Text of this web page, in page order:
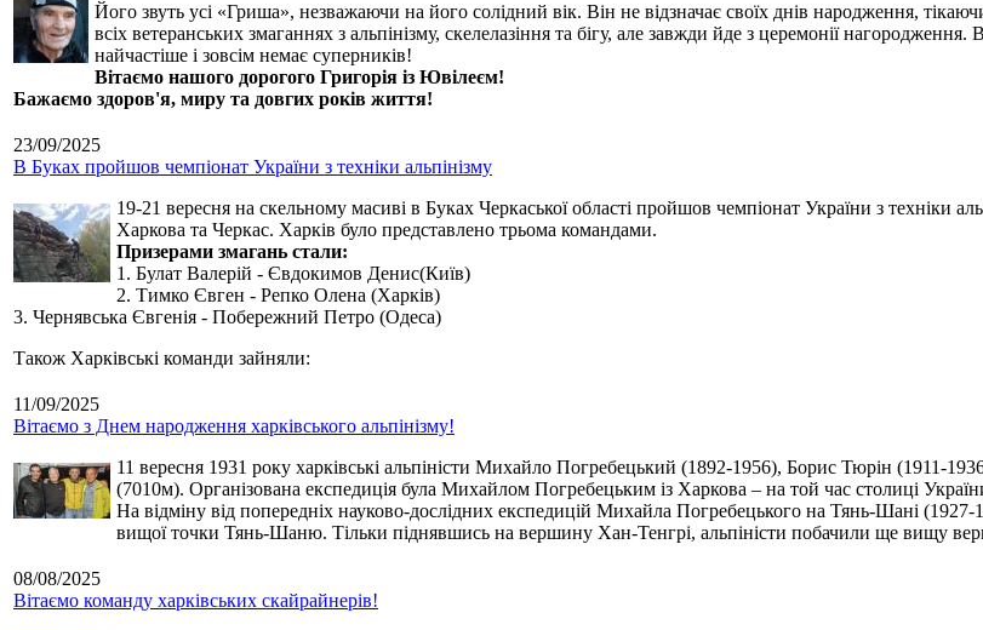
Його звуть усі «Гриша», незважаючи на його солідний вік. Він не відзначає своїх днів народження,
всіх ветеранських змаганнях з альпінізму, скелелазіння та бігу, але завжди йде з церемонії
найчастіше і зовсім немає суперників!
Вітаємо нашого дорогого Григорія із Ювілеєм!
Бажаємо здоров'я, миру та довгих років життя!
23/09/2025
В Буках пройшов чемпіонат України з техніки альпінізму
19-21 вересня на скельному масиві в Буках Черкаської області пройшов чемпіонат України з техніки
Харкова та Черкас. Харків було представлено трьома командами.
Призерами змагань стали:
1. Булат Валерій - Євдокимов Денис(Київ)
2. Тимко Євген - Репко Олена (Харків)
3. Чернявська Євгенія - Побережний Петро (Одеса)
Також Харківські команди зайняли:
11/09/2025
Вітаємо з Днем народження харківського альпінізму!
11 вересня 1931 року харківські альпіністи Михайло Погребецький (1892-1956), Борис Тюрін (1911-
(7010м). Організована експедиція була Михайлом Погребецьким із Харкова – на той час столиці
На відміну від попередніх науково-дослідних експедицій Михайла Погребецького на Тянь-Шані
вищої точки Тянь-Шаню. Тільки піднявшись на вершину Хан-Тенгрі, альпіністи побачили ще вищу
08/08/2025
Вітаємо команду харківських скайрайнерів!